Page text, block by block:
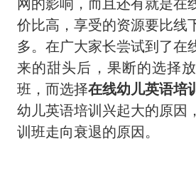
价比高，享受的资源要比线
多。在广大家长尝试到了在
来的甜头后，果断的选择
班，而选择在线幼儿英语培
幼儿英语培训兴起大的原因
训班走向衰退的原因。